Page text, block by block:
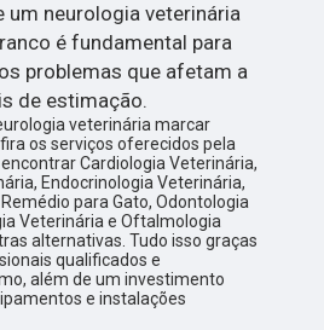
um neurologia veterinária
é fundamental para
problemas que afetam a
de estimação.
veterinária marcar
os serviços oferecidos pela
Cardiologia Veterinária,
Endocrinologia Veterinária,
para Gato, Odontologia
Veterinária e Oftalmologia
alternativas. Tudo isso graças
qualificados e
além de um investimento
e instalações